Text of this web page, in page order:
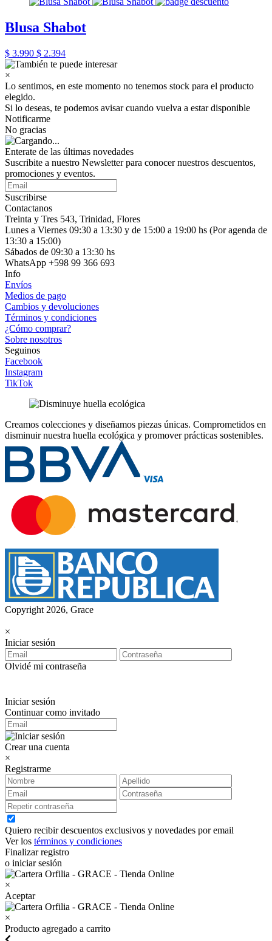
Blusa Shabot
$ 3.990 $ 2.394
×
Lo sentimos, en este momento no tenemos stock para el producto
elegido.
Si lo deseas, te podemos avisar cuando vuelva a estar disponible
Notificarme
No gracias
Enterate de las últimas novedades
Suscribite a nuestro Newsletter para conocer nuestros descuentos,
promociones y eventos.
Suscribirse
Contactanos
Treinta y Tres 543, Trinidad, Flores
Lunes a Viernes 09:30 a 13:30 y de 15:00 a 19:00 hs (Por agenda de
13:30 a 15:00)
Sábados de 09:30 a 13:30 hs
WhatsApp +598 99 366 693
Info
Envíos
Medios de pago
Cambios y devoluciones
Términos y condiciones
¿Cómo comprar?
Sobre nosotros
Seguinos
Facebook
Instagram
TikTok
Creamos colecciones y diseñamos piezas únicas. Comprometidos en
disminuir nuestra huella ecológica y promover prácticas sostenibles.
Copyright 2026, Grace
×
Iniciar sesión
Olvidé mi contraseña
Iniciar sesión
Continuar como invitado
Crear una cuenta
×
Registrarme
Quiero recibir descuentos exclusivos y novedades por email
Ver los términos y condiciones
Finalizar registro
o iniciar sesión
×
Aceptar
×
Producto agregado a carrito